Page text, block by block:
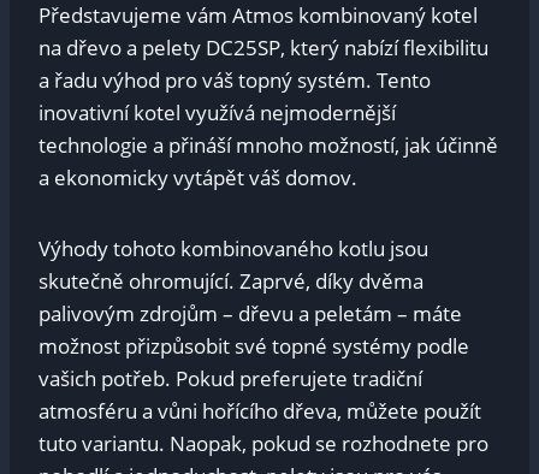
Představujeme vám Atmos kombinovaný kotel
na dřevo a pelety DC25SP, který nabízí flexibilitu
a řadu výhod pro váš topný systém. Tento
inovativní kotel využívá nejmodernější
technologie a přináší mnoho možností, jak účinně
a ekonomicky vytápět váš domov.
Výhody tohoto kombinovaného kotlu jsou
skutečně ohromující. Zaprvé, díky dvěma
palivovým zdrojům – dřevu a peletám – máte
možnost přizpůsobit své topné systémy podle
vašich potřeb. Pokud preferujete tradiční
atmosféru a vůni hořícího dřeva, můžete použít
tuto variantu. Naopak, pokud se rozhodnete pro